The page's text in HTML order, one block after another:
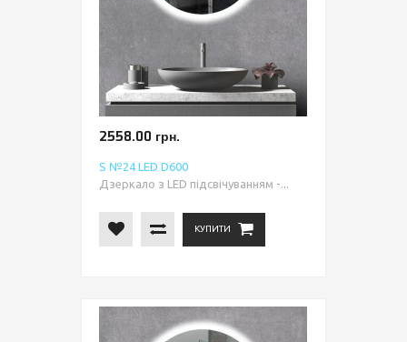
2558.00 грн.
S №24 LED D600
Дзеркало з LED підсвічуванням -...
КУПИТИ